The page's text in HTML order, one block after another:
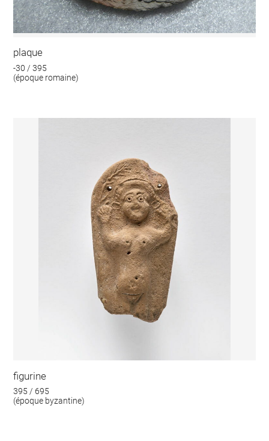
plaque
-30 / 395
(époque romaine)
figurine
395 / 695
(époque byzantine)